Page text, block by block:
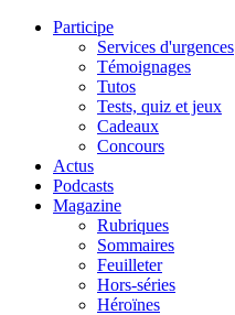
Participe
Services d'urgences
Témoignages
Tutos
Tests, quiz et jeux
Cadeaux
Concours
Actus
Podcasts
Magazine
Rubriques
Sommaires
Feuilleter
Hors-séries
Héroïnes